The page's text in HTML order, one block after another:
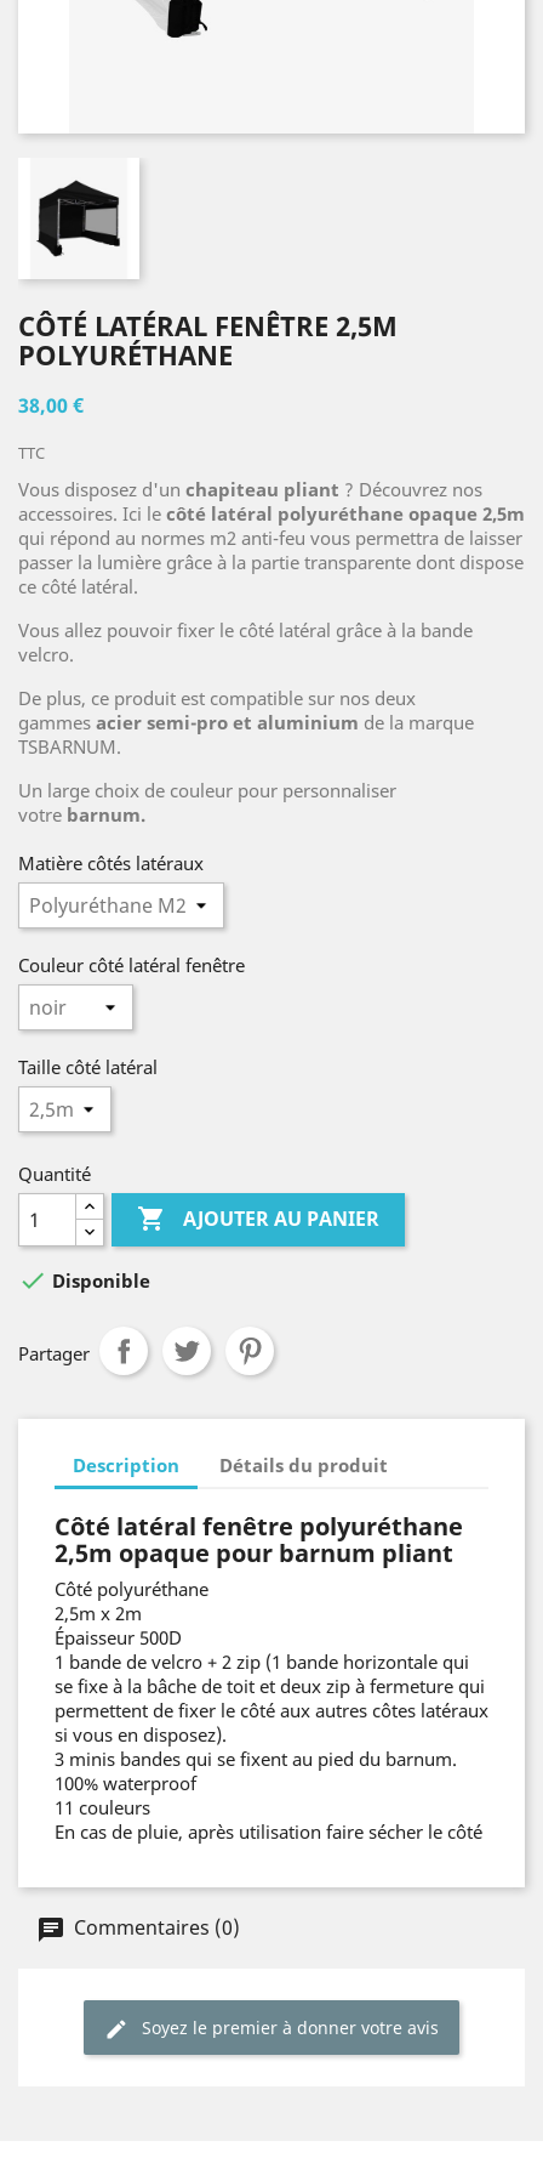
CÔTÉ LATÉRAL FENÊTRE 2,5M
POLYURÉTHANE
38,00 €
TTC
Vous disposez d'un chapiteau pliant ? Découvrez nos
accessoires. Ici le côté latéral polyuréthane opaque 2,5m
qui répond au normes m2 anti-feu vous permettra de laisser
passer la lumière grâce à la partie transparente dont dispose
ce côté latéral.
Vous allez pouvoir fixer le côté latéral grâce à la bande
velcro.
De plus, ce produit est compatible sur nos deux
gammes acier semi-pro et aluminium de la marque
TSBARNUM.
Un large choix de couleur pour personnaliser
votre barnum.
Matière côtés latéraux
Couleur côté latéral fenêtre
Taille côté latéral
Quantité
 AJOUTER AU PANIER
 Disponible
Partager
Description Détails du produit
Côté latéral fenêtre polyuréthane
2,5m opaque pour barnum pliant
Côté polyuréthane
2,5m x 2m
Épaisseur 500D
1 bande de velcro + 2 zip (1 bande horizontale qui
se fixe à la bâche de toit et deux zip à fermeture qui
permettent de fixer le côté aux autres côtes latéraux
si vous en disposez).
3 minis bandes qui se fixent au pied du barnum.
100% waterproof
11 couleurs
En cas de pluie, après utilisation faire sécher le côté
Commentaires (0)
Soyez le premier à donner votre avis